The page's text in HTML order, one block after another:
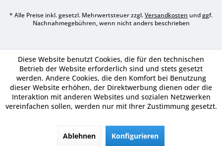
* Alle Preise inkl. gesetzl. Mehrwertsteuer zzgl.Versandkosten und ggf.
Nachnahmegebühren, wenn nicht anders beschrieben
Diese Website benutzt Cookies, die für den technischen
Betrieb der Website erforderlich sind und stets gesetzt
werden. Andere Cookies, die den Komfort bei Benutzung
dieser Website erhöhen, der Direktwerbung dienen oder die
Interaktion mit anderen Websites und sozialen Netzwerken
vereinfachen sollen, werden nur mit Ihrer Zustimmung gesetzt.
Ablehnen Konfigurieren